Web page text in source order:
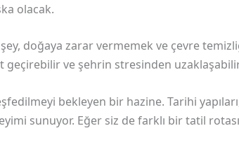
olacak.
doğaya zarar vermemek ve çevre
geçirebilir ve şehrin stresinden
bekleyen bir hazine. Tarihi
sunuyor. Eğer siz de farklı bir tatil